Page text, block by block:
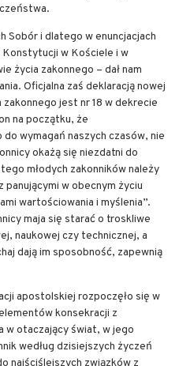
Sobór i dlatego w enuncjacjach
w Kościele i w
życia zakonnego – dał nam
Oficjalna zaś deklaracją nowej
jest nr 18 w dekrecie
na początku, że
wymagań naszych czasów, nie
okażą się niezdatni do
młodych zakonników należy
w obecnym życiu
wartościowania i myślenia”.
maja się starać o troskliwe
naukowej czy technicznej, a
dają im sposobność, zapewnią
apostolskiej rozpoczęło się w
konsekracji z
w otaczający świat, w jego
według dzisiejszych życzeń
najściślejszych związków z